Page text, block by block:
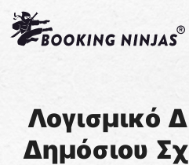
Λογισμικό
Δημόσιου